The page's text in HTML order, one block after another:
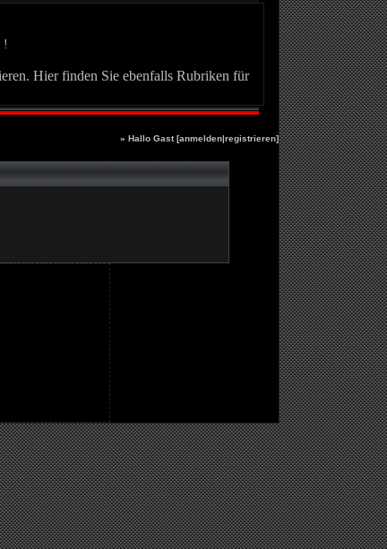
!
Hier finden Sie ebenfalls Rubriken für
» Hallo Gast [anmelden|registrieren]